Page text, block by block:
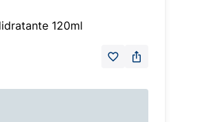
120ml